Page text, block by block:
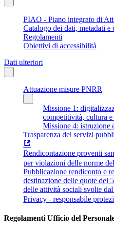
PIAO - Piano integrato di
Catalogo dei dati, metadati e
Regolamenti
Obiettivi di accessibilità
Dati ulteriori
Attuazione misure PNRR
Missione 1:
competitività, cultura
Missione 4: istruzione
Trasparenza dei servizi
Rendicontazione proventi
per violazioni delle norme
Pubblicazione rendiconto e
destinazione delle quote del
delle attività sociali svolte
Privacy - responsabile
Regolamenti Ufficio del